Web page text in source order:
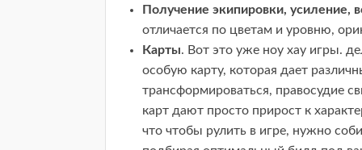
Получение экипировки, усиление,
отличается по цветам и уровню,
Карты. Вот это уже ноу хау игры.
особую карту, которая дает
трансформироваться, правосудие
карт дают просто прирост к
что чтобы рулить в игре, нужно